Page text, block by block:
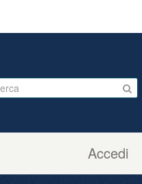
Accedi